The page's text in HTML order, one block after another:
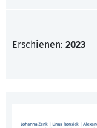
Erschienen: 2023